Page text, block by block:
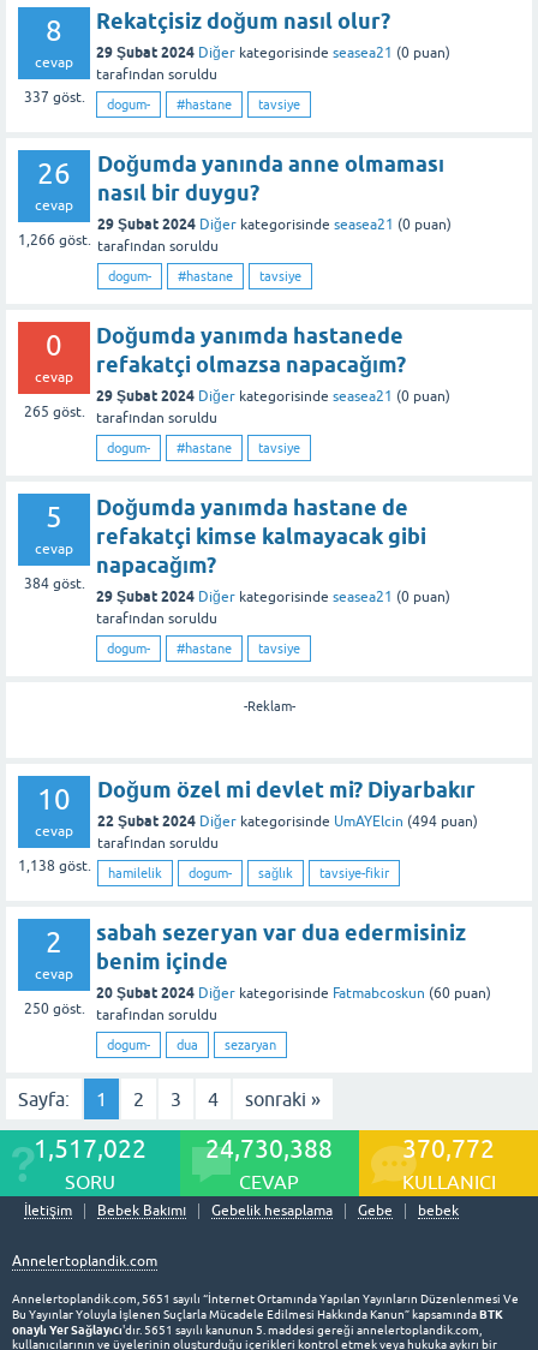
8
cevap
337 göst.
Rekatçisiz doğum nasıl olur?
29 Şubat 2024 Diğer kategorisinde seasea21 (0 puan)
tarafından soruldu
dogum- #hastane tavsiye
26
cevap
1,266 göst.
Doğumda yanında anne olmaması
nasıl bir duygu?
29 Şubat 2024 Diğer kategorisinde seasea21 (0 puan)
tarafından soruldu
dogum- #hastane tavsiye
0
cevap
265 göst.
Doğumda yanımda hastanede
refakatçi olmazsa napacağım?
29 Şubat 2024 Diğer kategorisinde seasea21 (0 puan)
tarafından soruldu
dogum- #hastane tavsiye
5
cevap
384göst.
Doğumda yanımda hastane de
refakatçi kimse kalmayacak gibi
napacağım?
29 Şubat 2024 Diğer kategorisinde seasea21 (0 puan)
tarafından soruldu
dogum- #hastane tavsiye
-Reklam-
10
cevap
1,138 göst.
Doğum özel mi devlet mi? Diyarbakır
22 Şubat 2024 Diğer kategorisinde UmAYElcin (494 puan)
tarafından soruldu
hamilelik dogum- sağlık tavsiye-fikir
2
cevap
250göst.
sabah sezeryan var dua edermisiniz
benim içinde
20 Şubat 2024 Diğer kategorisinde Fatmabcoskun (60 puan)
tarafından soruldu
dogum- dua sezaryan
Sayfa: 1 2 3 4 sonraki »
1,517,022
SORU
24,730,388
CEVAP
370,772
KULLANICI
İletişim Bebek Bakımı Gebelik hesaplama Gebe bebek
Annelertoplandik.com
Annelertoplandik.com, 5651 sayılı “İnternet Ortamında Yapılan Yayınların Düzenlenmesi Ve
Bu Yayınlar Yoluyla İşlenen Suçlarla Mücadele Edilmesi Hakkında Kanun” kapsamındaBTK
onaylı Yer Sağlayıcı'dır. 5651 sayılı kanunun 5. maddesi gereği annelertoplandik.com,
kullanıcılarının ve üyelerinin oluşturduğu içerikleri kontrol etmek veya hukuka aykırı bir